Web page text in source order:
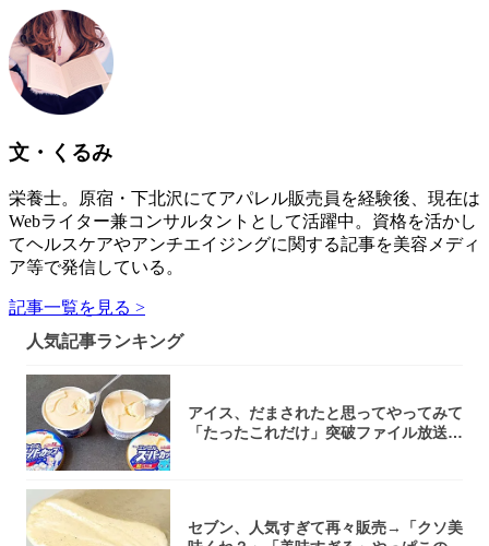
文・くるみ
栄養士。原宿・下北沢にてアパレル販売員を経験後、現在は
Webライター兼コンサルタントとして活躍中。資格を活かし
てヘルスケアやアンチエイジングに関する記事を美容メディ
ア等で発信している。
記事一覧を見る >
人気記事ランキング
アイス、だまされたと思ってやってみて
「たったこれだけ」突破ファイル放送で
セブン、人気すぎて再々販売→「クソ美